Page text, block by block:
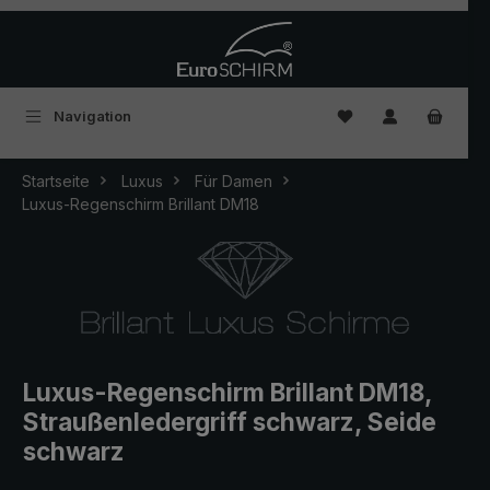
Navigation Du hast 0
Startseite Luxus
Für Damen
Luxus-Regenschirm Brillant DM18
Luxus-Regenschirm Brillant DM18,
Straußenledergriff schwarz, Seide
schwarz